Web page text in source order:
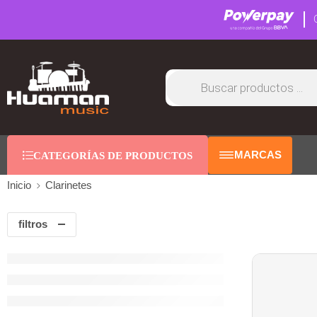
CATEGORÍAS DE PRODUCTOS MARCAS
Inicio Clarinetes
filtros